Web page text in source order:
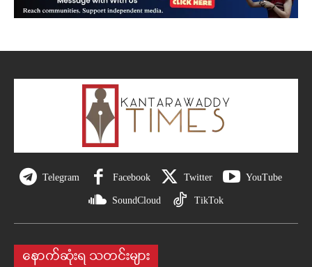
Telegram Facebook Twitter YouTube
SoundCloud TikTok
နောက်ဆုံးရ သတင်းများ